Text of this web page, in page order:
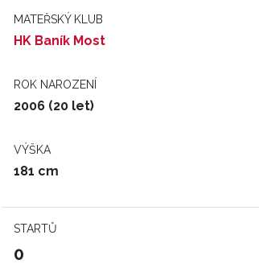
MATEŘSKÝ KLUB
HK Baník Most
ROK NAROZENÍ
2006 (20 let)
VÝŠKA
181 cm
STARTŮ
0